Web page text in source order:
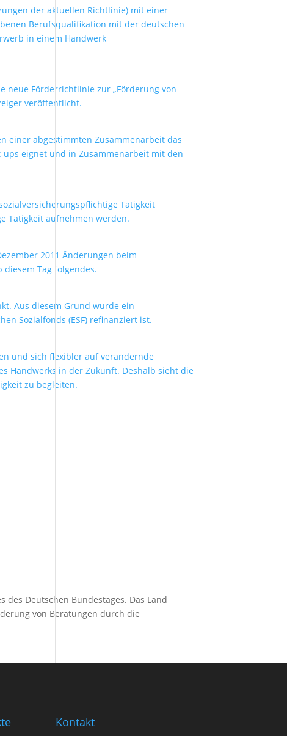
der aktuellen Richtlinie) mit einer
Berufsqualifikation mit der deutschen
in einem Handwerk
neue Förderrichtlinie zur „Förderung von
veröffentlicht.
einer abgestimmten Zusammenarbeit das
ups eignet und in Zusammenarbeit mit den
Tätigkeit
Tätigkeit aufnehmen werden.
2011 Änderungen beim
Tag folgendes.
Aus diesem Grund wurde ein
Sozialfonds (ESF) refinanziert ist.
und sich flexibler auf verändernde
Handwerks in der Zukunft. Deshalb sieht die
zu begleiten.
Deutschen Bundestages. Das Land
von Beratungen durch die
Kontakt